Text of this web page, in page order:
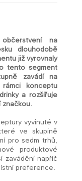
na
dlouhodobě
již vyrovnaly
tento segment
zavádí na
konceptu
a rozšiřuje
značkou.
vyvinuté v
ve skupině
pro sedm trhů,
produktové
zavádění napříč
preference.